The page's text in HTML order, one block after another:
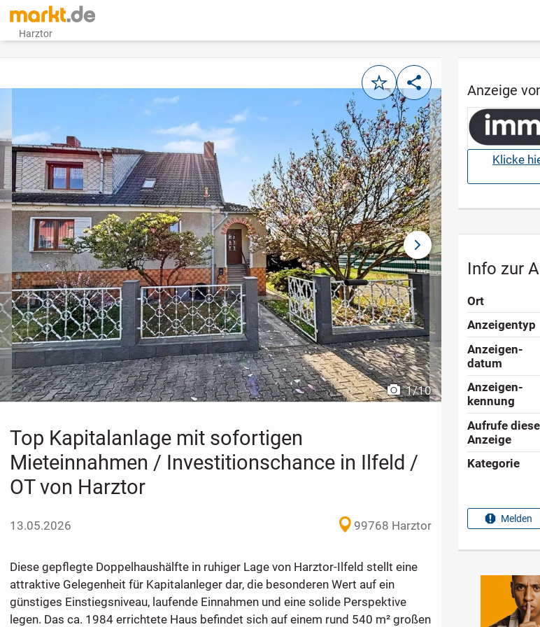
Harztor
MerkenTeilen
vorheriges Bild
1/10
nächstes Bild
Top Kapitalanlage mit sofortigen
Mieteinnahmen / Investitionschance in Ilfeld /
OT von Harztor
13.05.2026 99768 Harztor
Diese gepflegte Doppelhaushälfte in ruhiger Lage von Harztor-Ilfeld stellt eine
attraktive Gelegenheit für Kapitalanleger dar, die besonderen Wert auf ein
günstiges Einstiegsniveau, laufende Einnahmen und eine solide Perspektive
legen. Das ca. 1984 errichtete Haus befindet sich auf einem rund 540 m² großen
Anzeige
Klicke
Info zur
Ort
Anzeigen­typ
Anzeigen­
datum
Anzeigen­
kennung
Aufrufe
Anzeige
Kategorie
Melden